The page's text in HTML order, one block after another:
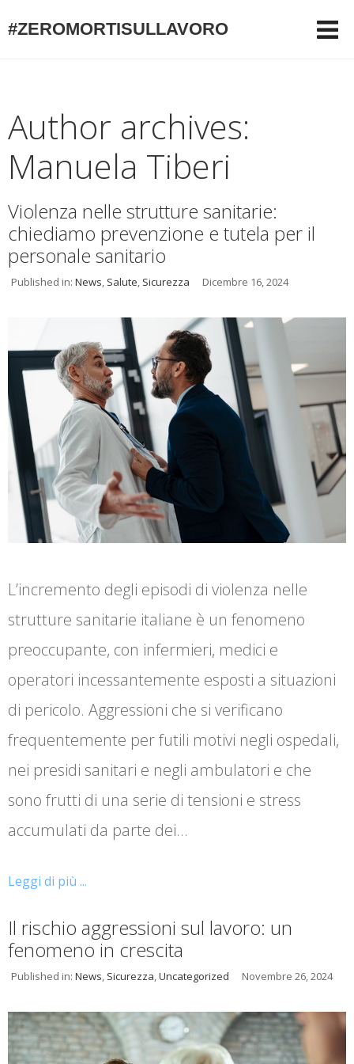
#ZEROMORTISULLAVORO
Author archives:
Manuela Tiberi
Violenza nelle strutture sanitarie:
chiediamo prevenzione e tutela per il
personale sanitario
Published in: News, Salute, Sicurezza Dicembre 16, 2024
L’incremento degli episodi di violenza nelle
strutture sanitarie italiane è un fenomeno
preoccupante, con infermieri, medici e
operatori incessantemente esposti a situazioni
di pericolo. Aggressioni che si verificano
frequentemente per futili motivi negli ospedali,
nei presidi sanitari e negli ambulatori e che
sono frutti di una serie di tensioni e stress
accumulati da parte dei…
Leggi di più ...
Il rischio aggressioni sul lavoro: un
fenomeno in crescita
Published in: News, Sicurezza,Uncategorized Novembre 26, 2024